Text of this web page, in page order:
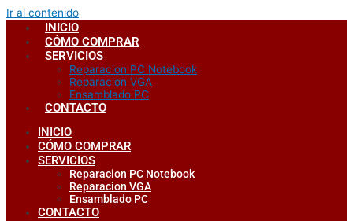
Ir al contenido
INICIO
CÓMO COMPRAR
SERVICIOS
Reparacion PC Notebook
Reparacion VGA
Ensamblado PC
CONTACTO
INICIO
CÓMO COMPRAR
SERVICIOS
Reparacion PC Notebook
Reparacion VGA
Ensamblado PC
CONTACTO